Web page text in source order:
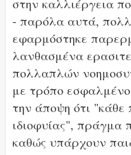
στην καλλιέργεια
- παρόλα αυτά,
εφαρμόστηκε
λανθασμένα
πολλαπλών
με τρόπο εσφαλμένο
την άποψη ότι "κάθε
ιδιοφυίας", πράγμα
καθώς υπάρχουν